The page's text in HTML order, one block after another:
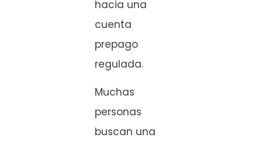
hacia una
cuenta
prepago
regulada.
Muchas
personas
buscan una